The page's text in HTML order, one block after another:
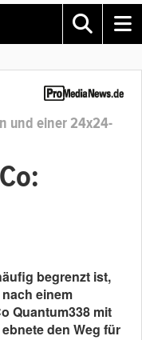
und einer 24x24-
begrenzt ist,
einem
Quantum338 mit
den Weg für